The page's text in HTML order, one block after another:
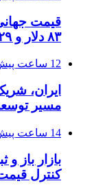
۸۳ دلار و ۲۹ سنت
12 ساعت پیش
ایران،
مسیر
14 ساعت پیش
بازار باز
کنترل